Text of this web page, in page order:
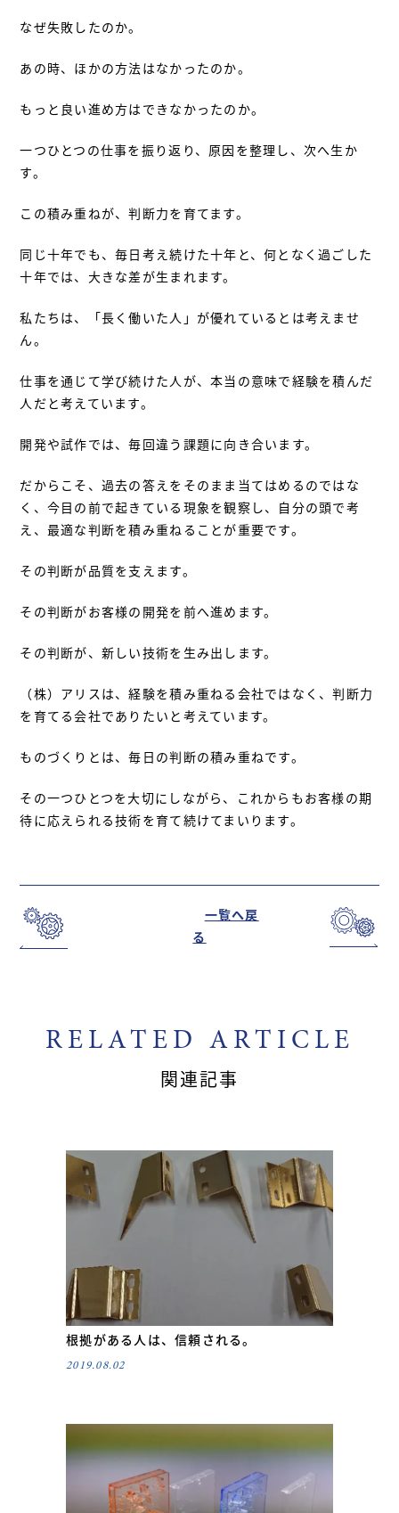
なぜ失敗したのか。
あの時、ほかの方法はなかったのか。
もっと良い進め方はできなかったのか。
一つひとつの仕事を振り返り、原因を整理し、次へ生か
す。
この積み重ねが、判断力を育てます。
同じ十年でも、毎日考え続けた十年と、何となく過ごした
十年では、大きな差が生まれます。
私たちは、「長く働いた人」が優れているとは考えませ
ん。
仕事を通じて学び続けた人が、本当の意味で経験を積んだ
人だと考えています。
開発や試作では、毎回違う課題に向き合います。
だからこそ、過去の答えをそのまま当てはめるのではな
く、今目の前で起きている現象を観察し、自分の頭で考
え、最適な判断を積み重ねることが重要です。
その判断が品質を支えます。
その判断がお客様の開発を前へ進めます。
その判断が、新しい技術を生み出します。
（株）アリスは、経験を積み重ねる会社ではなく、判断力
を育てる会社でありたいと考えています。
ものづくりとは、毎日の判断の積み重ねです。
その一つひとつを大切にしながら、これからもお客様の期
待に応えられる技術を育て続けてまいります。
一覧へ戻
る
RELATED ARTICLE
関連記事
根拠がある人は、信頼される。
2019.08.02